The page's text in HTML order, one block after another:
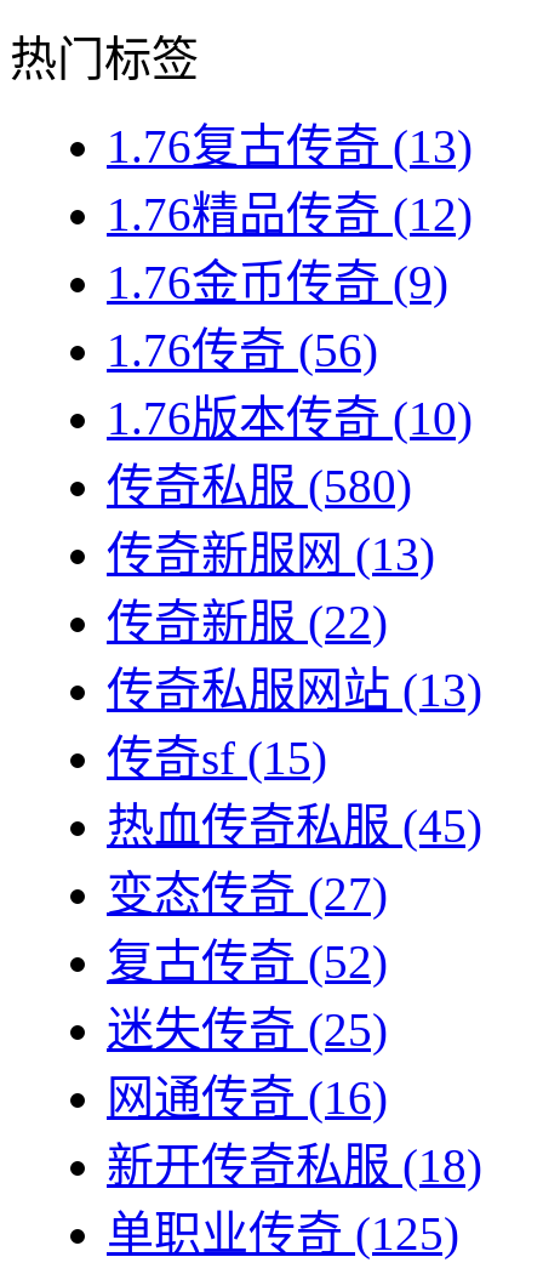
热门标签
1.76复古传奇 (13)
1.76精品传奇 (12)
1.76金币传奇 (9)
1.76传奇 (56)
1.76版本传奇 (10)
传奇私服 (580)
传奇新服网 (13)
传奇新服 (22)
传奇私服网站 (13)
传奇sf (15)
热血传奇私服 (45)
变态传奇 (27)
复古传奇 (52)
迷失传奇 (25)
网通传奇 (16)
新开传奇私服 (18)
单职业传奇 (125)